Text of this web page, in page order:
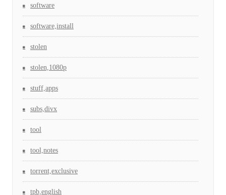
software
software,install
stolen
stolen,1080p
stuff,apps
subs,divx
tool
tool,notes
torrent,exclusive
tpb,english